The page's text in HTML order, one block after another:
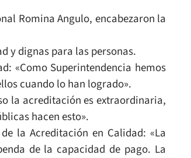
Romina Angulo, encabezaron la
y dignas para las personas.
«Como Superintendencia hemos
cuando lo han logrado».
la acreditación es extraordinaria,
hacen esto».
la Acreditación en Calidad: «La
de la capacidad de pago. La